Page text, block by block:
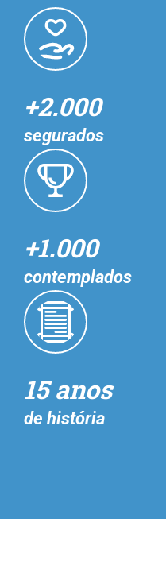
+2.000
segurados
+1.000
contemplados
15 anos
de história